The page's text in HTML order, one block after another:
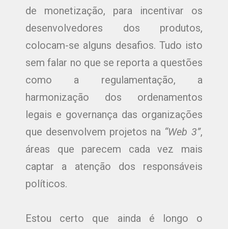
de monetização, para incentivar os
desenvolvedores dos produtos,
colocam-se alguns desafios. Tudo isto
sem falar no que se reporta a questões
como a regulamentação, a
harmonização dos ordenamentos
legais e governança das organizações
que desenvolvem projetos na “Web 3”,
áreas que parecem cada vez mais
captar a atenção dos responsáveis
políticos.
Estou certo que ainda é longo o